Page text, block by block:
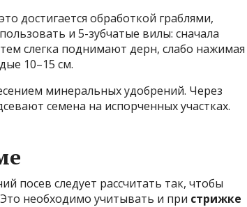
достигается обработкой граблями,
и 5-зубчатые вилы: сначала
слегка поднимают дерн, слабо нажимая
10–15 см.
минеральных удобрений. Через
семена на испорченных участках.
посев следует рассчитать так, чтобы
необходимо учитывать и при стрижке